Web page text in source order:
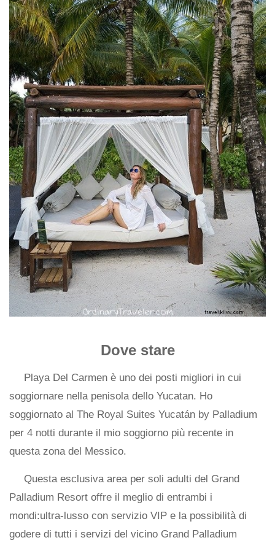
Dove stare
Playa Del Carmen è uno dei posti migliori in cui
soggiornare nella penisola dello Yucatan. Ho
soggiornato al The Royal Suites Yucatán by Palladium
per 4 notti durante il mio soggiorno più recente in
questa zona del Messico.
Questa esclusiva area per soli adulti del Grand
Palladium Resort offre il meglio di entrambi i
mondi:ultra-lusso con servizio VIP e la possibilità di
godere di tutti i servizi del vicino Grand Palladium